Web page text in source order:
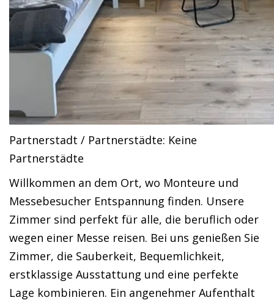
Partnerstadt / Partnerstädte: Keine
Partnerstädte
Willkommen an dem Ort, wo Monteure und
Messebesucher Entspannung finden. Unsere
Zimmer sind perfekt für alle, die beruflich oder
wegen einer Messe reisen. Bei uns genießen Sie
Zimmer, die Sauberkeit, Bequemlichkeit,
erstklassige Ausstattung und eine perfekte
Lage kombinieren. Ein angenehmer Aufenthalt